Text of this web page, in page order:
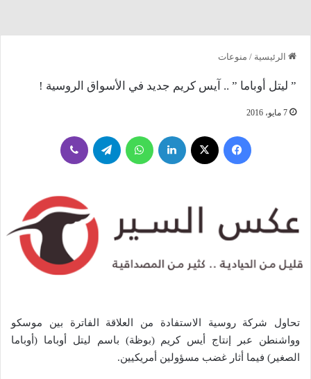
الرئيسية / منوعات
” ليتل أوباما ” .. آيس كريم جديد في الأسواق الروسية !
7 مايو، 2016
فيسبوك لينكدإن واتساب تيلقرام
تحاول شركة روسية الاستفادة من العلاقة الفاترة بين موسكو
وواشنطن عبر إنتاج أيس كريم (بوظة) باسم ليتل أوباما (أوباما
الصغير) فيما أثار غضب مسؤولين أمريكيين.